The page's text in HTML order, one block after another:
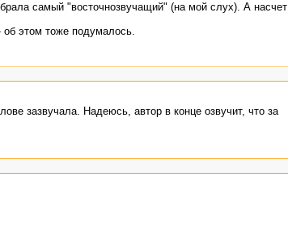
самый "восточнозвучащий" (на мой слух). А насчет
об этом тоже подумалось.
зазвучала. Надеюсь, автор в конце озвучит, что за